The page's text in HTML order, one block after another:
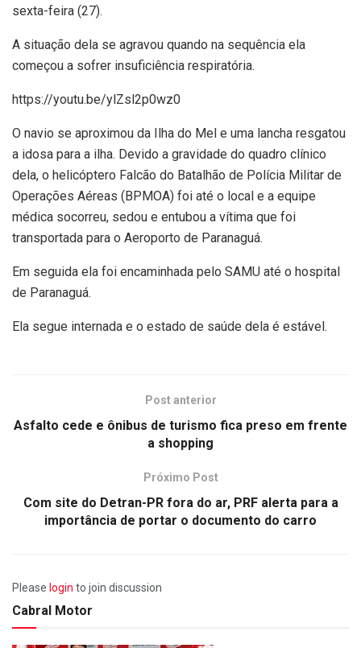
sexta-feira (27).
A situação dela se agravou quando na sequência ela
começou a sofrer insuficiência respiratória.
https://youtu.be/ylZsl2p0wz0
O navio se aproximou da Ilha do Mel e uma lancha resgatou
a idosa para a ilha. Devido a gravidade do quadro clínico
dela, o helicóptero Falcão do Batalhão de Polícia Militar de
Operações Aéreas (BPMOA) foi até o local e a equipe
médica socorreu, sedou e entubou a vítima que foi
transportada para o Aeroporto de Paranaguá.
Em seguida ela foi encaminhada pelo SAMU até o hospital
de Paranaguá.
Ela segue internada e o estado de saúde dela é estável.
Post anterior
Asfalto cede e ônibus de turismo fica preso em frente
a shopping
Próximo Post
Com site do Detran-PR fora do ar, PRF alerta para a
importância de portar o documento do carro
Please login to join discussion
Cabral Motor